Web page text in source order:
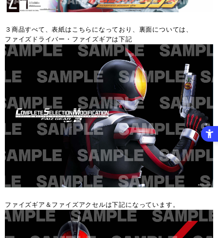
３商品すべて、表紙はこちらになっており、裏面については、
ファイズドライバー・ファイズギアは下記
ファイズギア＆ファイズアクセルは下記になっています。